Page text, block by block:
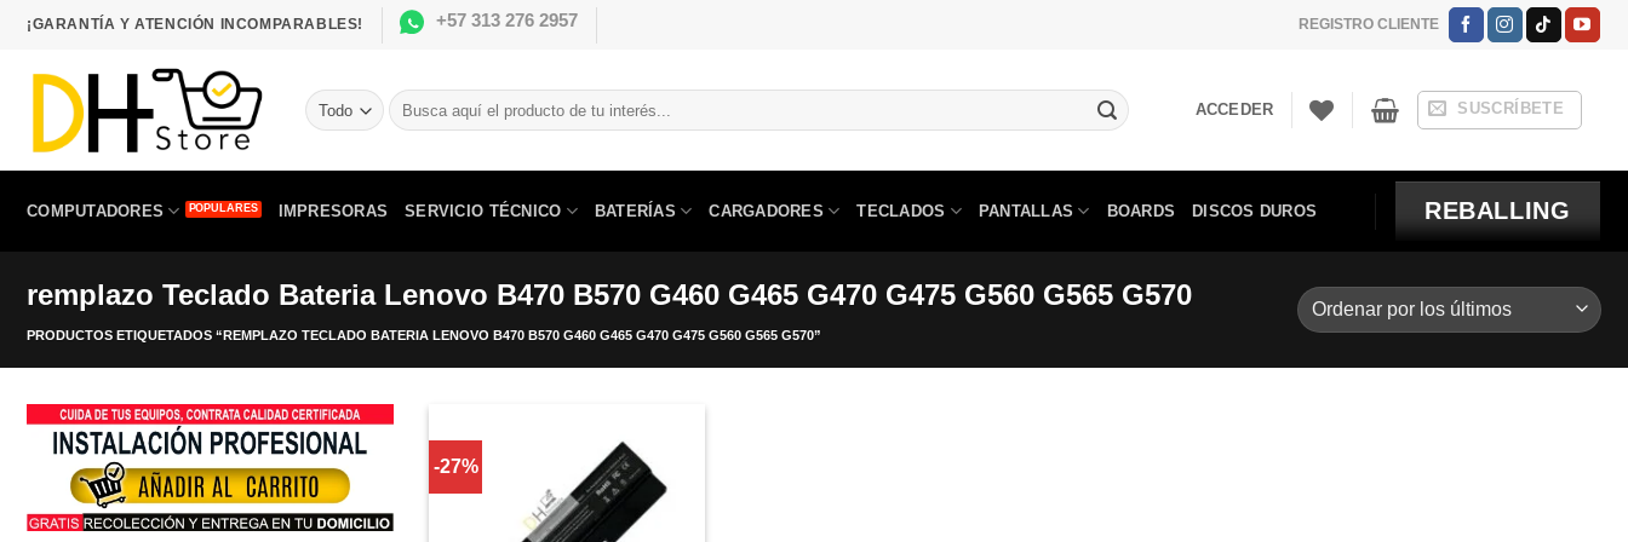
Saltar
contenido
¡GARANTÍA Y ATENCIÓN INCOMPARABLES! +57 313 276 2957 REGISTRO CLIENTE
Buscar
por:
ACCEDER SUSCRÍBETE
COMPUTADORES IMPRESORAS SERVICIO TÉCNICO BATERÍAS CARGADORES TECLADOS PANTALLAS BOARDS DISCOS DUROS REBALLING
remplazo Teclado Bateria Lenovo B470 B570 G460 G465 G470 G475 G560 G565 G570
PRODUCTOS ETIQUETADOS “REMPLAZO TECLADO BATERIA LENOVO B470 B570 G460 G465 G470 G475 G560 G565 G570”
-27%
Comprar
Despues